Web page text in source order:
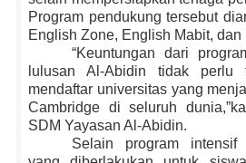
Program pendukung tersebut
English Zone, English Mabit,
“Keuntungan dari
lulusan Al-Abidin tidak perlu
mendaftar universitas yang
Cambridge di seluruh
SDM Yayasan Al-Abidin.
Selain program intensif